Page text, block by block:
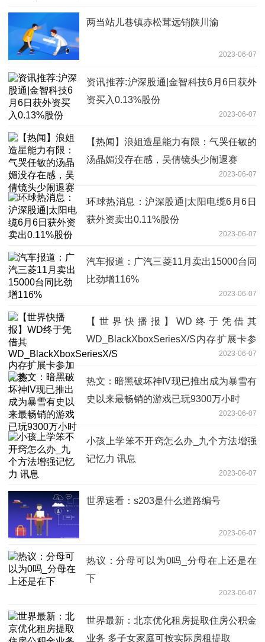
两当站儿巷镇赤松茸远销陕川渝
2023-06-07
资讯推荐:沪深股通|金智科技6月6日获外
资买入0.13%股份
2023-06-07
【热闻】浪姐造星能力有限：气哭任敏的
汤晶媚没存在感，吴倩镜头少闹退赛
2023-06-07
环球热消息：沪深股通|太阳电缆6月6日
获外资卖出0.11%股份
2023-06-07
汽车报道：广汽三菱11月卖出15000台同
比劲增116%
2023-06-07
【世界快播报】WD终于凭借其
WD_BlackXboxSeriesX/S内存扩展卡参
加比赛
2023-06-07
热文：暗黑破坏神IV现已推出成为暴雪有
史以来最畅销的游戏已玩9300万小时
2023-06-07
小孩上学笨不开窍怎么办_九个方法增强
记忆力 讯息
2023-06-07
世界速看：s203是什么道路编号
2023-06-07
热议：分母可以为0吗_分母在上还是在
下
2023-06-07
世界最新：北京优化租房提取住房公积金
业务 多子女家庭可按实际房租提取